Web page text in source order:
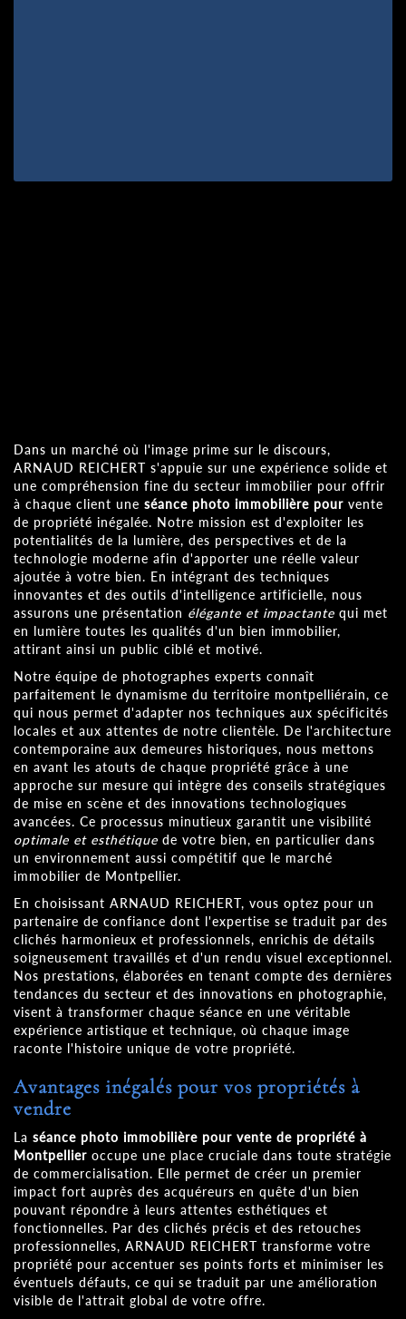
Dans un marché où l'image prime sur le discours,
ARNAUD REICHERT s'appuie sur une expérience solide et
une compréhension fine du secteur immobilier pour offrir
à chaque client une séance photo immobilière pour vente
de propriété inégalée. Notre mission est d'exploiter les
potentialités de la lumière, des perspectives et de la
technologie moderne afin d'apporter une réelle valeur
ajoutée à votre bien. En intégrant des techniques
innovantes et des outils d'intelligence artificielle, nous
assurons une présentation élégante et impactante qui met
en lumière toutes les qualités d'un bien immobilier,
attirant ainsi un public ciblé et motivé.
Notre équipe de photographes experts connaît
parfaitement le dynamisme du territoire montpelliérain, ce
qui nous permet d'adapter nos techniques aux spécificités
locales et aux attentes de notre clientèle. De l'architecture
contemporaine aux demeures historiques, nous mettons
en avant les atouts de chaque propriété grâce à une
approche sur mesure qui intègre des conseils stratégiques
de mise en scène et des innovations technologiques
avancées. Ce processus minutieux garantit une visibilité
optimale et esthétique de votre bien, en particulier dans
un environnement aussi compétitif que le marché
immobilier de Montpellier.
En choisissant ARNAUD REICHERT, vous optez pour un
partenaire de confiance dont l'expertise se traduit par des
clichés harmonieux et professionnels, enrichis de détails
soigneusement travaillés et d'un rendu visuel exceptionnel.
Nos prestations, élaborées en tenant compte des dernières
tendances du secteur et des innovations en photographie,
visent à transformer chaque séance en une véritable
expérience artistique et technique, où chaque image
raconte l'histoire unique de votre propriété.
Avantages inégalés pour vos propriétés à
vendre
La séance photo immobilière pour vente de propriété à
Montpellier occupe une place cruciale dans toute stratégie
de commercialisation. Elle permet de créer un premier
impact fort auprès des acquéreurs en quête d'un bien
pouvant répondre à leurs attentes esthétiques et
fonctionnelles. Par des clichés précis et des retouches
professionnelles, ARNAUD REICHERT transforme votre
propriété pour accentuer ses points forts et minimiser les
éventuels défauts, ce qui se traduit par une amélioration
visible de l'attrait global de votre offre.